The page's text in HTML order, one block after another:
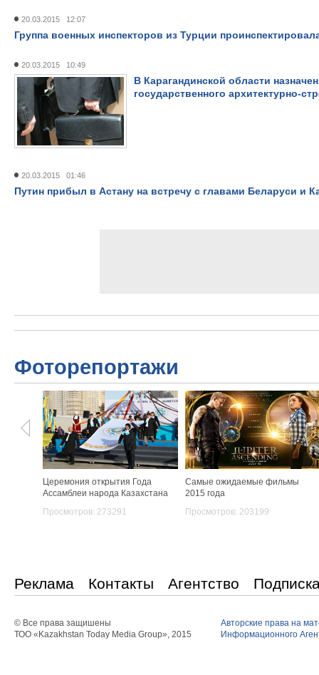
20.03.2015 12:07
Группа военных инспекторов из Турции
20.03.2015 10:49
В Карагандинской области
государственного архитектурно-
20.03.2015 01:46
Путин прибыл в Астану на встречу с главами Беларуси и
Фоторепортажи
Церемония открытия Года
Ассамблеи народа Казахстана
Просмотров: 273291
Самые ожидаемые фильмы
2015 года
Просмотров: 203199
Реклама Контакты Агентство
© Все права защишены
ТОО «Kazakhstan Today Media Group», 2015
Авторские права на
Информационного